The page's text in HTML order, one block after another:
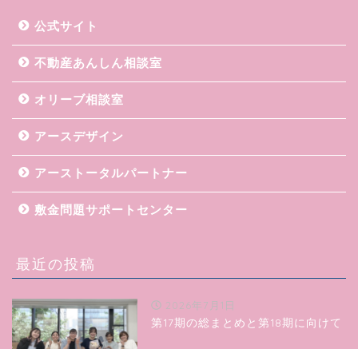
公式サイト
不動産あんしん相談室
オリーブ相談室
アースデザイン
アーストータルパートナー
敷金問題サポートセンター
最近の投稿
2026年7月1日
第17期の総まとめと第18期に向けて